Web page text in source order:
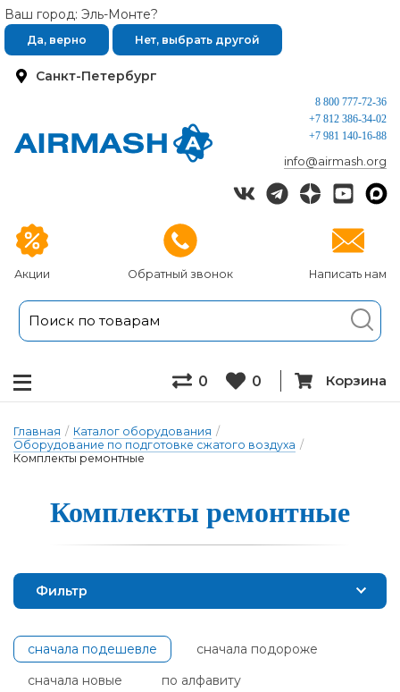
Санкт-Петербург
Ваш город: Эль-Монте?
Да, верно Нет, выбрать другой
Акции Обратный звонок Написать нам
8 800 777-72-36
+7 812 386-34-02
+7 981 140-16-88
info@airmash.org
0 0 Корзина
Главная / Каталог оборудования /
Оборудование по подготовке сжатого воздуха /
Комплекты ремонтные
Комплекты ре­мон­тные
Фильтр
сначала подешевле
сначала подороже
сначала новые
по алфавиту